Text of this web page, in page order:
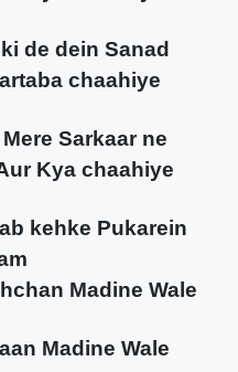
de dein Sanad
chaahiye
Sarkaar ne
Kya chaahiye
kehke Pukarein
Madine Wale
Madine Wale